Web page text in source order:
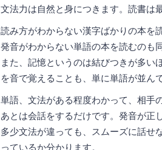
文法力は自然と身につきます。読書は
読み方がわからない漢字ばかりの本を
発音がわからない単語の本を読むのも
また、記憶というのは結びつきが多
を音で覚えることも、単に単語が並ん
単語、文法がある程度わかって、相手
あとは会話をするだけです。発音が正
多少文法が違っても、スムーズに話せ
っているか分かります。